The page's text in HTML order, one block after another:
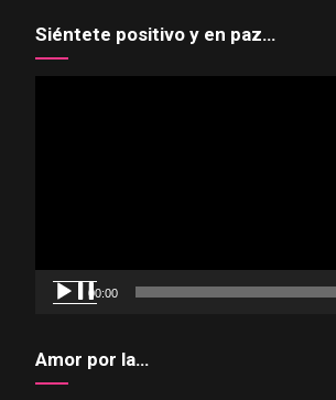
Siéntete positivo y en paz…
00:00
Amor por la…